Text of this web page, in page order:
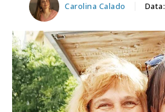
Carolina Calado Data: